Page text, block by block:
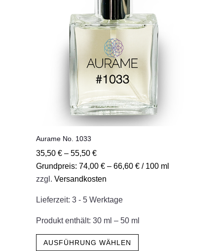
auf
Produktseite
gewählt
werden
Aurame No. 1033
35,50€ –55,50€
Grundpreis:74,00€ –66,60€ / 100 ml
zzgl.Versandkosten
Lieferzeit:3 - 5 Werktage
Produkt enthält: 30 ml – 50 ml
AUSFÜHRUNG WÄHLEN
Dieses